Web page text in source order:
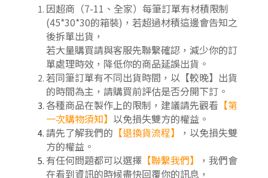
因超商（7-11、全家）每筆訂單有材積限制
(45*30*30的箱裝)，若超過材積這邊會告知之
後拆單出貨，
若大量購買請與客服先聯繫確認，減少你的訂
單處理時效，降低你的商品延誤出貨。
若同筆訂單有不同出貨時間，以【較晚】出貨
的時間為主，請購買前評估是否分開下訂 。
各種商品在製作上的限制，建議請先觀看 【第
一次購物須知】 以免損失雙方的權益。
請先了解我們的 【退換貨流程】
，以免損失雙
方的權益。
有任何問題都可以選擇 【聯繫我們】
，我們會
在看到資訊的時候盡快回覆你的訊息，